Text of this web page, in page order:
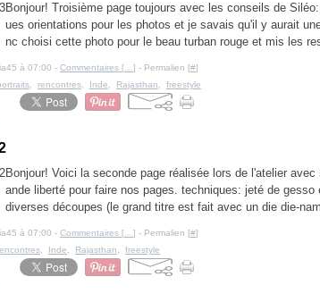
Bonjour! Troisième page toujours avec les conseils de
ues orientations pour les photos et je savais qu'il y aurait
nc choisi cette photo pour le beau turban rouge et mis les
à 07:00 - Commentaires [ ] - Permalien [#]
rencontres Inde Rajasthan freestyle
Bonjour! Voici la seconde page réalisée lors de l'atelier
ande liberté pour faire nos pages. techniques: jeté de
diverses découpes (le grand titre est fait avec un die die-
à 07:00 - Commentaires [ ] - Permalien [#]
Inde Rajasthan freestyle